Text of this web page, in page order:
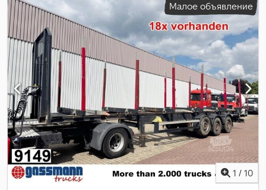
грузового отсека:
, объем грузового пространства:89
м³ , подвеска:воздух , колесная база:1 500 мм, цвет: серый, тип
передачи:другое, кабина водителя:другое, класс выбросов:
нет, Оборудование:
Малое объявление
1 / 10